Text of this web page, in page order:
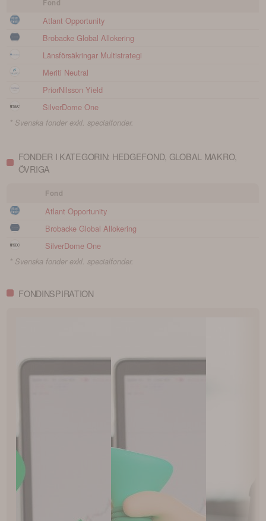
Fond
Atlant Opportunity
Brobacke Global Allokering
Länsförsäkringar Multistrategi
Meriti Neutral
PriorNilsson Yield
SilverDome One
* Svenska fonder exkl. specialfonder.
FONDER I KATEGORIN: HEDGEFOND, GLOBAL MAKRO,
ÖVRIGA
Fond
Atlant Opportunity
Brobacke Global Allokering
SilverDome One
* Svenska fonder exkl. specialfonder.
FONDINSPIRATION